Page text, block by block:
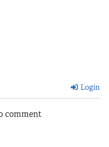
Login
comment